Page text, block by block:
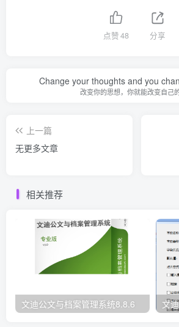
点赞48 分享
Change your thoughts and you
改变你的思想，你就能改变自己
上一篇
无更多文章
相关推荐
文迪公文与档案管理系统8.8.6 文